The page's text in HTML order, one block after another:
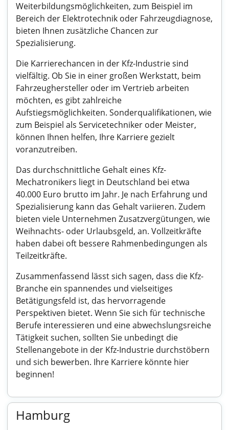
Weiterbildungsmöglichkeiten, zum Beispiel im
Bereich der Elektrotechnik oder Fahrzeugdiagnose,
bieten Ihnen zusätzliche Chancen zur
Spezialisierung.
Die Karrierechancen in der Kfz-Industrie sind
vielfältig. Ob Sie in einer großen Werkstatt, beim
Fahrzeughersteller oder im Vertrieb arbeiten
möchten, es gibt zahlreiche
Aufstiegsmöglichkeiten. Sonderqualifikationen, wie
zum Beispiel als Servicetechniker oder Meister,
können Ihnen helfen, Ihre Karriere gezielt
voranzutreiben.
Das durchschnittliche Gehalt eines Kfz-
Mechatronikers liegt in Deutschland bei etwa
40.000 Euro brutto im Jahr. Je nach Erfahrung und
Spezialisierung kann das Gehalt variieren. Zudem
bieten viele Unternehmen Zusatzvergütungen, wie
Weihnachts- oder Urlaubsgeld, an. Vollzeitkräfte
haben dabei oft bessere Rahmenbedingungen als
Teilzeitkräfte.
Zusammenfassend lässt sich sagen, dass die Kfz-
Branche ein spannendes und vielseitiges
Betätigungsfeld ist, das hervorragende
Perspektiven bietet. Wenn Sie sich für technische
Berufe interessieren und eine abwechslungsreiche
Tätigkeit suchen, sollten Sie unbedingt die
Stellenangebote in der Kfz-Industrie durchstöbern
und sich bewerben. Ihre Karriere könnte hier
beginnen!
Hamburg